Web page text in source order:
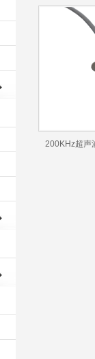
200KHz超声